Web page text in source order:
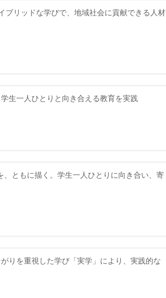
ブリッドな学びで、地域社会に貢献できる人材
生一人ひとりと向き合える教育を実践
、ともに描く。学生一人ひとりに向き合い、寄
りを重視した学び「実学」により、実践的な